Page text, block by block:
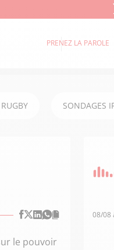
PRENEZ LA PAROLE
SONDAGES
le pouvoir
08/08